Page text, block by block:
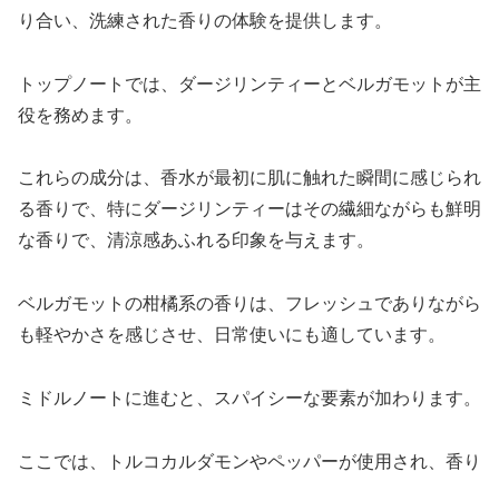
り合い、洗練された香りの体験を提供します。
トップノートでは、ダージリンティーとベルガモットが主
役を務めます。
これらの成分は、香水が最初に肌に触れた瞬間に感じられ
る香りで、特にダージリンティーはその繊細ながらも鮮明
な香りで、清涼感あふれる印象を与えます。
ベルガモットの柑橘系の香りは、フレッシュでありながら
も軽やかさを感じさせ、日常使いにも適しています。
ミドルノートに進むと、スパイシーな要素が加わります。
ここでは、トルコカルダモンやペッパーが使用され、香り